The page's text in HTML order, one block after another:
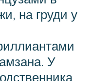
на груди у
У